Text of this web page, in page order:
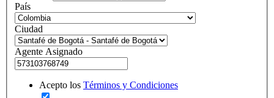
País
Ciudad
Agente Asignado
Acepto los Términos y Condiciones